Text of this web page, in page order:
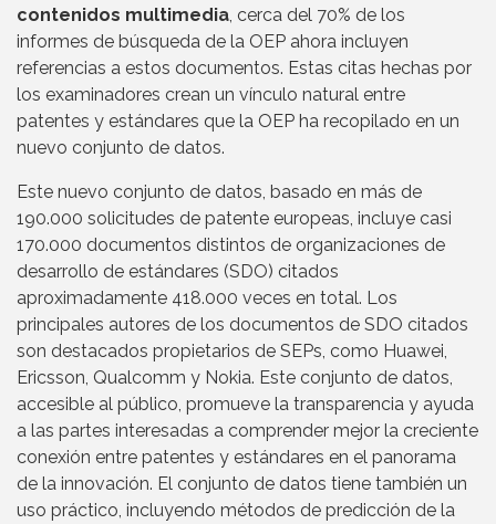
contenidos multimedia, cerca del 70% de los
informes de búsqueda de la OEP ahora incluyen
referencias a estos documentos. Estas citas hechas por
los examinadores crean un vínculo natural entre
patentes y estándares que la OEP ha recopilado en un
nuevo conjunto de datos.
Este nuevo conjunto de datos, basado en más de
190.000 solicitudes de patente europeas, incluye casi
170.000 documentos distintos de organizaciones de
desarrollo de estándares (SDO) citados
aproximadamente 418.000 veces en total. Los
principales autores de los documentos de SDO citados
son destacados propietarios de SEPs, como Huawei,
Ericsson, Qualcomm y Nokia. Este conjunto de datos,
accesible al público, promueve la transparencia y ayuda
a las partes interesadas a comprender mejor la creciente
conexión entre patentes y estándares en el panorama
de la innovación. El conjunto de datos tiene también un
uso práctico, incluyendo métodos de predicción de la